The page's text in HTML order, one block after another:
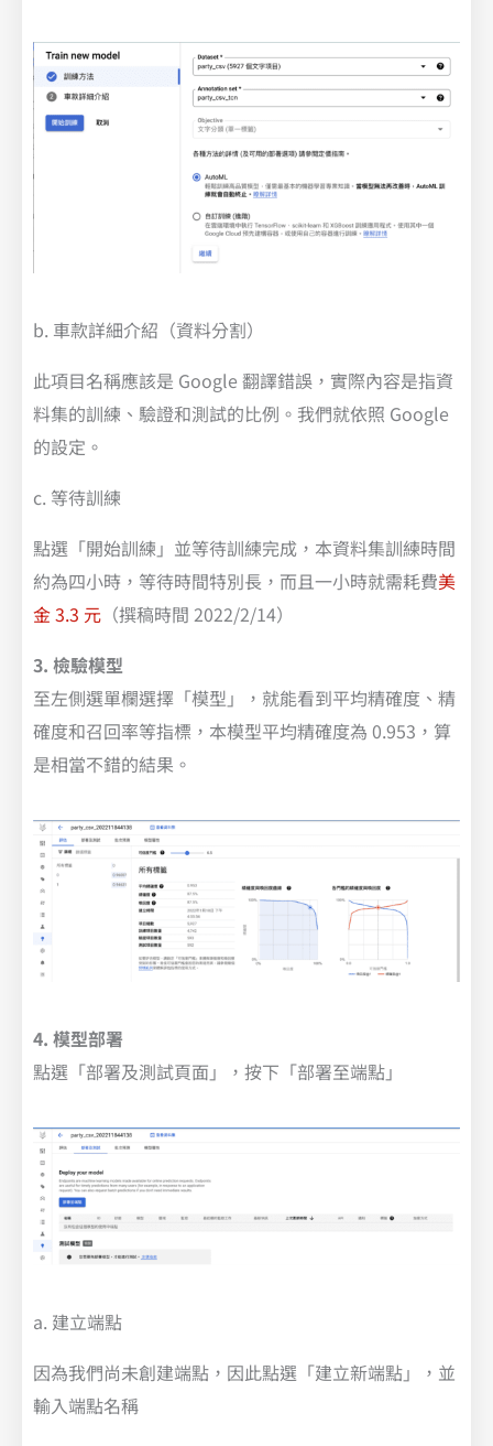
b. 車款詳細介紹（資料分割）
此項目名稱應該是 Google 翻譯錯誤，實際內容是指資
料集的訓練、驗證和測試的比例。我們就依照 Google
的設定。
c. 等待訓練
點選「開始訓練」並等待訓練完成，本資料集訓練時間
約為四小時，等待時間特別長，而且一小時就需耗費美
金 3.3 元 （撰稿時間 2022/2/14）
3. 檢驗模型
至左側選單欄選擇「模型」，就能看到平均精確度、精
確度和召回率等指標，本模型平均精確度為 0.953，算
是相當不錯的結果。
4. 模型部署
點選「部署及測試頁面」，按下「部署至端點」
a. 建立端點
因為我們尚未創建端點，因此點選「建立新端點」，並
輸入端點名稱